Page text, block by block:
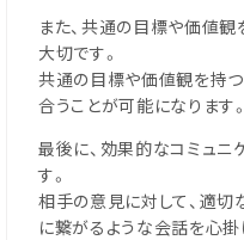
また、共通の目標や価値
大切です。
共通の目標や価値観を持つ
合うことが可能になります。
最後に、効果的なコミュニ
す。
相手の意見に対して、適切
に繋がるような会話を心掛